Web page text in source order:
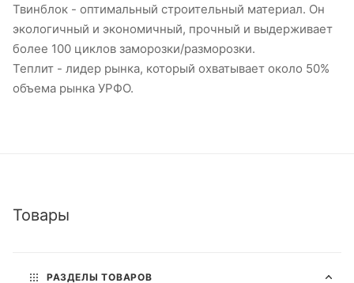
Твинблок - оптимальный строительный материал. Он
экологичный и экономичный, прочный и выдерживает
более 100 циклов заморозки/разморозки.
Теплит - лидер рынка, который охватывает около 50%
объема рынка УРФО.
Товары
РАЗДЕЛЫ ТОВАРОВ